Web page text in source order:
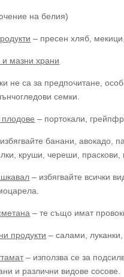
на белия)
– пресен хляб,
мазни храни
не са за предпочитане,
семки.
плодове – портокали,
банани, авокадо,
круши, череши,
– избягвайте всички
– те също имат
продукти – салами,
– използва се за
и различни видове сосове.